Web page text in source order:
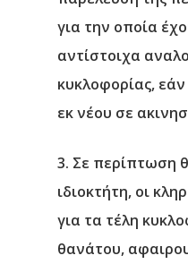
για την οποία
αντίστοιχα
κυκλοφορίας,
εκ νέου σε
3. Σε περίπτωση
ιδιοκτήτη, οι
για τα τέλη
θανάτου,